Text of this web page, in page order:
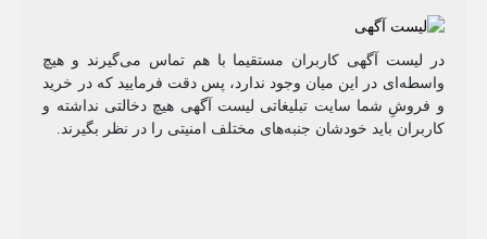
در لیست آگهی کاربران مستقیما با هم تماس می‌گیرند و هیچ
واسطه‌ای در این میان وجود ندارد، پس دقت فرمایید که در خرید
و فروشِ شما سایت تبلیغاتی لیست آگهی هیچ دخالتی نداشته و
کاربران باید خودشان جنبه‌های مختلف امنیتی را در نظر بگیرند.